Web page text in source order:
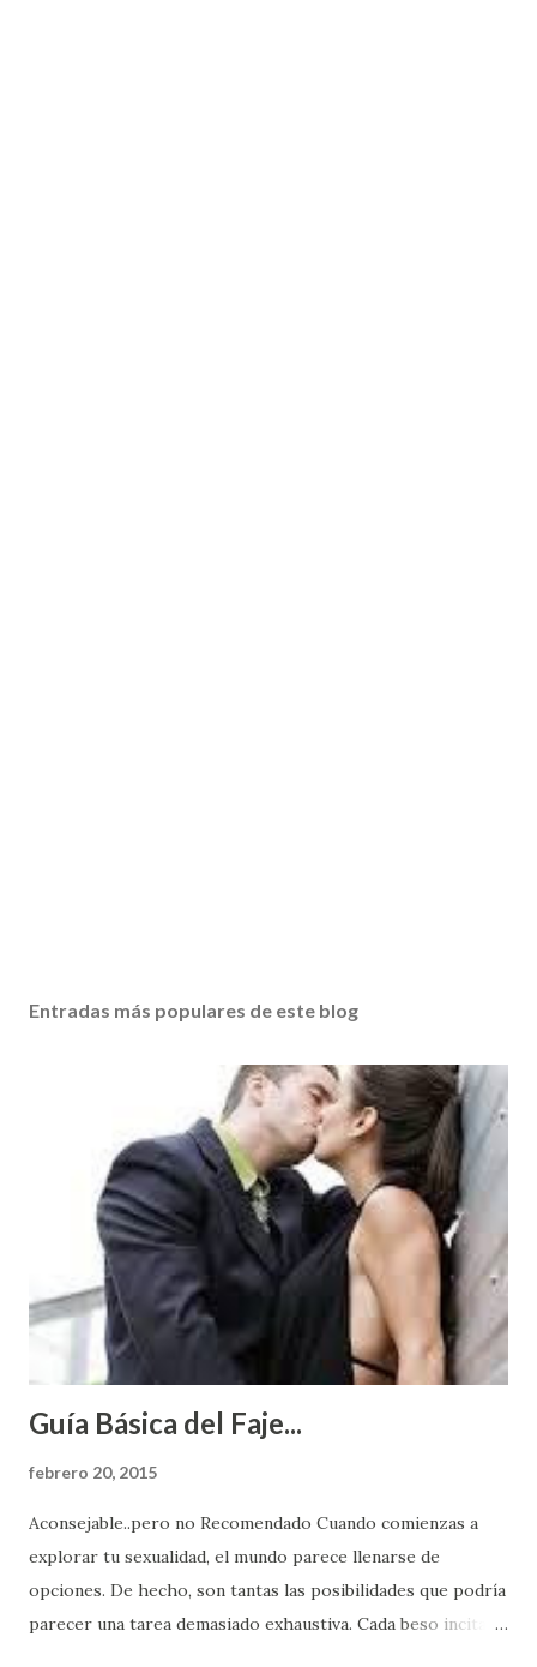
Entradas más populares de este blog
Guía Básica del Faje...
febrero 20, 2015
Aconsejable..pero no Recomendado Cuando comienzas a
explorar tu sexualidad, el mundo parece llenarse de
opciones. De hecho, son tantas las posibilidades que podría
parecer una tarea demasiado exhaustiva. Cada beso incita